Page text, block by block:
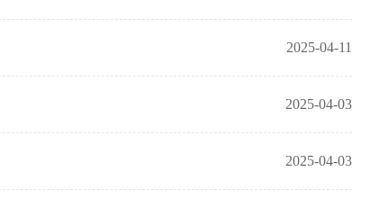
2025-04-11
2025-04-03
2025-04-03